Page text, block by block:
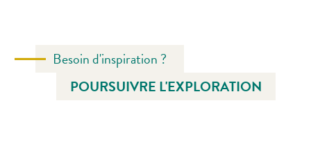
Besoin d'inspiration ?
POURSUIVRE L'EXPLORATION